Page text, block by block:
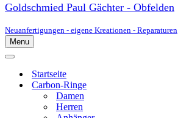
Goldschmied Paul Gächter - Obfelden
Neuanfertigungen - eigene Kreationen - Reparaturen
Menu
Navigationsmenü
Navigationsmenü
Startseite
Carbon-Ringe
Damen
Herren